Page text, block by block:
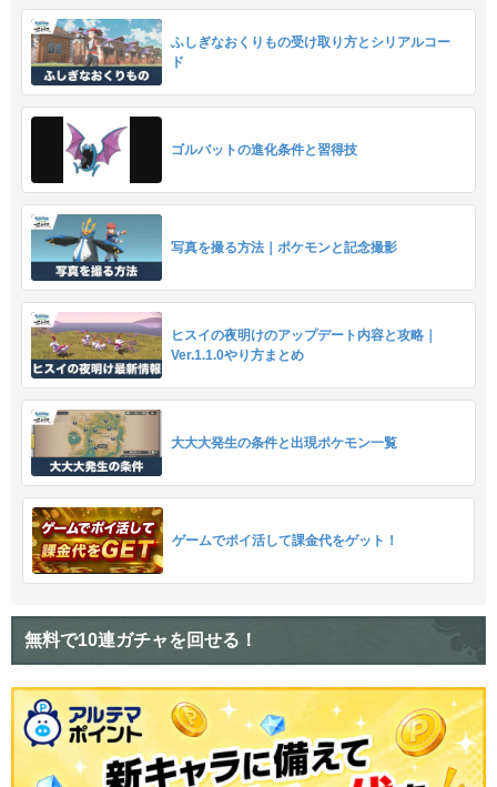
ふしぎなおくりもの受け取り方とシリアルコー
ド
ゴルバットの進化条件と習得技
写真を撮る方法｜ポケモンと記念撮影
ヒスイの夜明けのアップデート内容と攻略｜
Ver.1.1.0やり方まとめ
大大大発生の条件と出現ポケモン一覧
ゲームでポイ活して課金代をゲット！
無料で10連ガチャを回せる！